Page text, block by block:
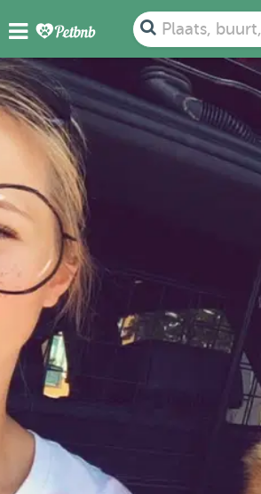
Plaats,
FOTO'S DETAILS BESCHIKBAARHEID
KAART